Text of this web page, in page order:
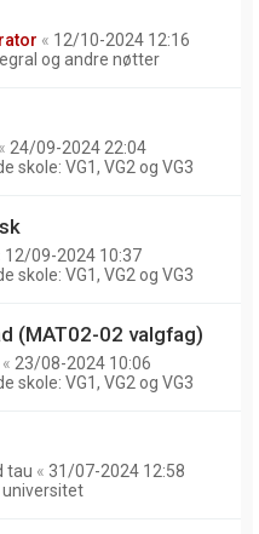
« 12/10-2024 12:16
og andre nøtter
« 24/09-2024 22:04
skole: VG1, VG2 og VG3
12/09-2024 10:37
skole: VG1, VG2 og VG3
(MAT02-02 valgfag)
« 23/08-2024 10:06
skole: VG1, VG2 og VG3
tau « 31/07-2024 12:58
universitet